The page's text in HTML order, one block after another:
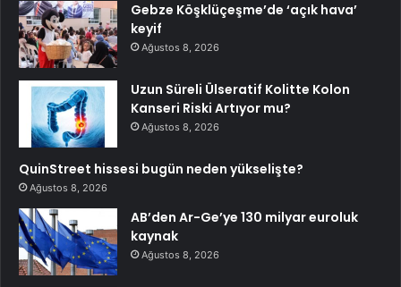
Gebze Köşklüçeşme’de ‘açık hava’
keyif
Ağustos 8, 2026
Uzun Süreli Ülseratif Kolitte Kolon
Kanseri Riski Artıyor mu?
Ağustos 8, 2026
QuinStreet hissesi bugün neden yükselişte?
Ağustos 8, 2026
AB’den Ar-Ge’ye 130 milyar euroluk
kaynak
Ağustos 8, 2026